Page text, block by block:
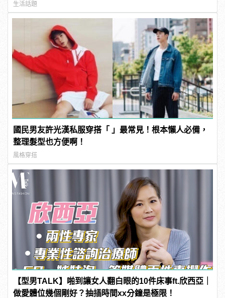
生活話題
國民男友許光漢私服穿搭「 」最常見！根本懶人必備，
整理髮型也方便啊！
風格穿搭
【型男TALK】啪到讓女人翻白眼的10件床事ft.欣西亞｜
做愛體位幾個剛好？抽插時間xx分鐘是極限！